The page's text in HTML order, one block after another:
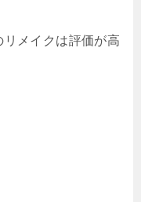
メイクは評価が高